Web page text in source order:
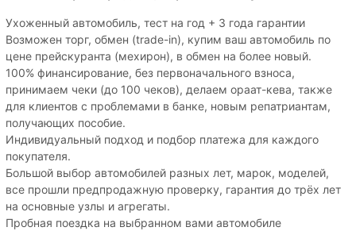
Ухоженный автомобиль, тест на год + 3 года гарантии
Возможен торг, обмен (tradе-in), купим ваш автомобиль по
цене прейскуранта (мехирон), в обмен на более новый.
100% финансирование, без первоначального взноса,
принимаем чеки (до 100 чеков), делаем ораат-кева, также
для клиентов с проблемами в банке, новым репатриантам,
получающих пособие.
Индивидуальный подход и подбор платежа для каждого
покупателя.
Большой выбор автомобилей разных лет, марок, моделей,
все прошли предпродажную проверку, гарантия до трёх лет
на основные узлы и агрегаты.
Пробная поездка на выбранном вами автомобиле